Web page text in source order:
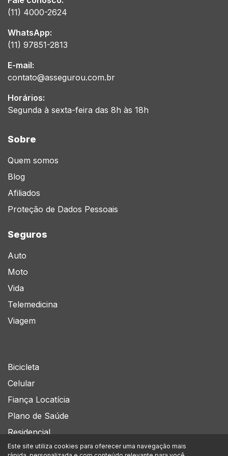
(11) 4000-2624
WhatsApp:
(11) 97851-2813
E-mail:
contato@assegurou.com.br
Horários:
Segunda à sexta-feira das 8h às 18h
Sobre
Quem somos
Blog
Afiliados
Proteção de Dados Pessoais
Seguros
Auto
Moto
Vida
Telemedicina
Viagem
Bicicleta
Celular
Fiança Locatícia
Plano de Saúde
Residencial
Este site utiliza cookies para oferecer uma navegação mais